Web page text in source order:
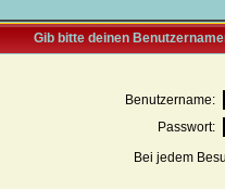
Gib bitte deinen
Benutzername:
Passwort:
Bei jedem